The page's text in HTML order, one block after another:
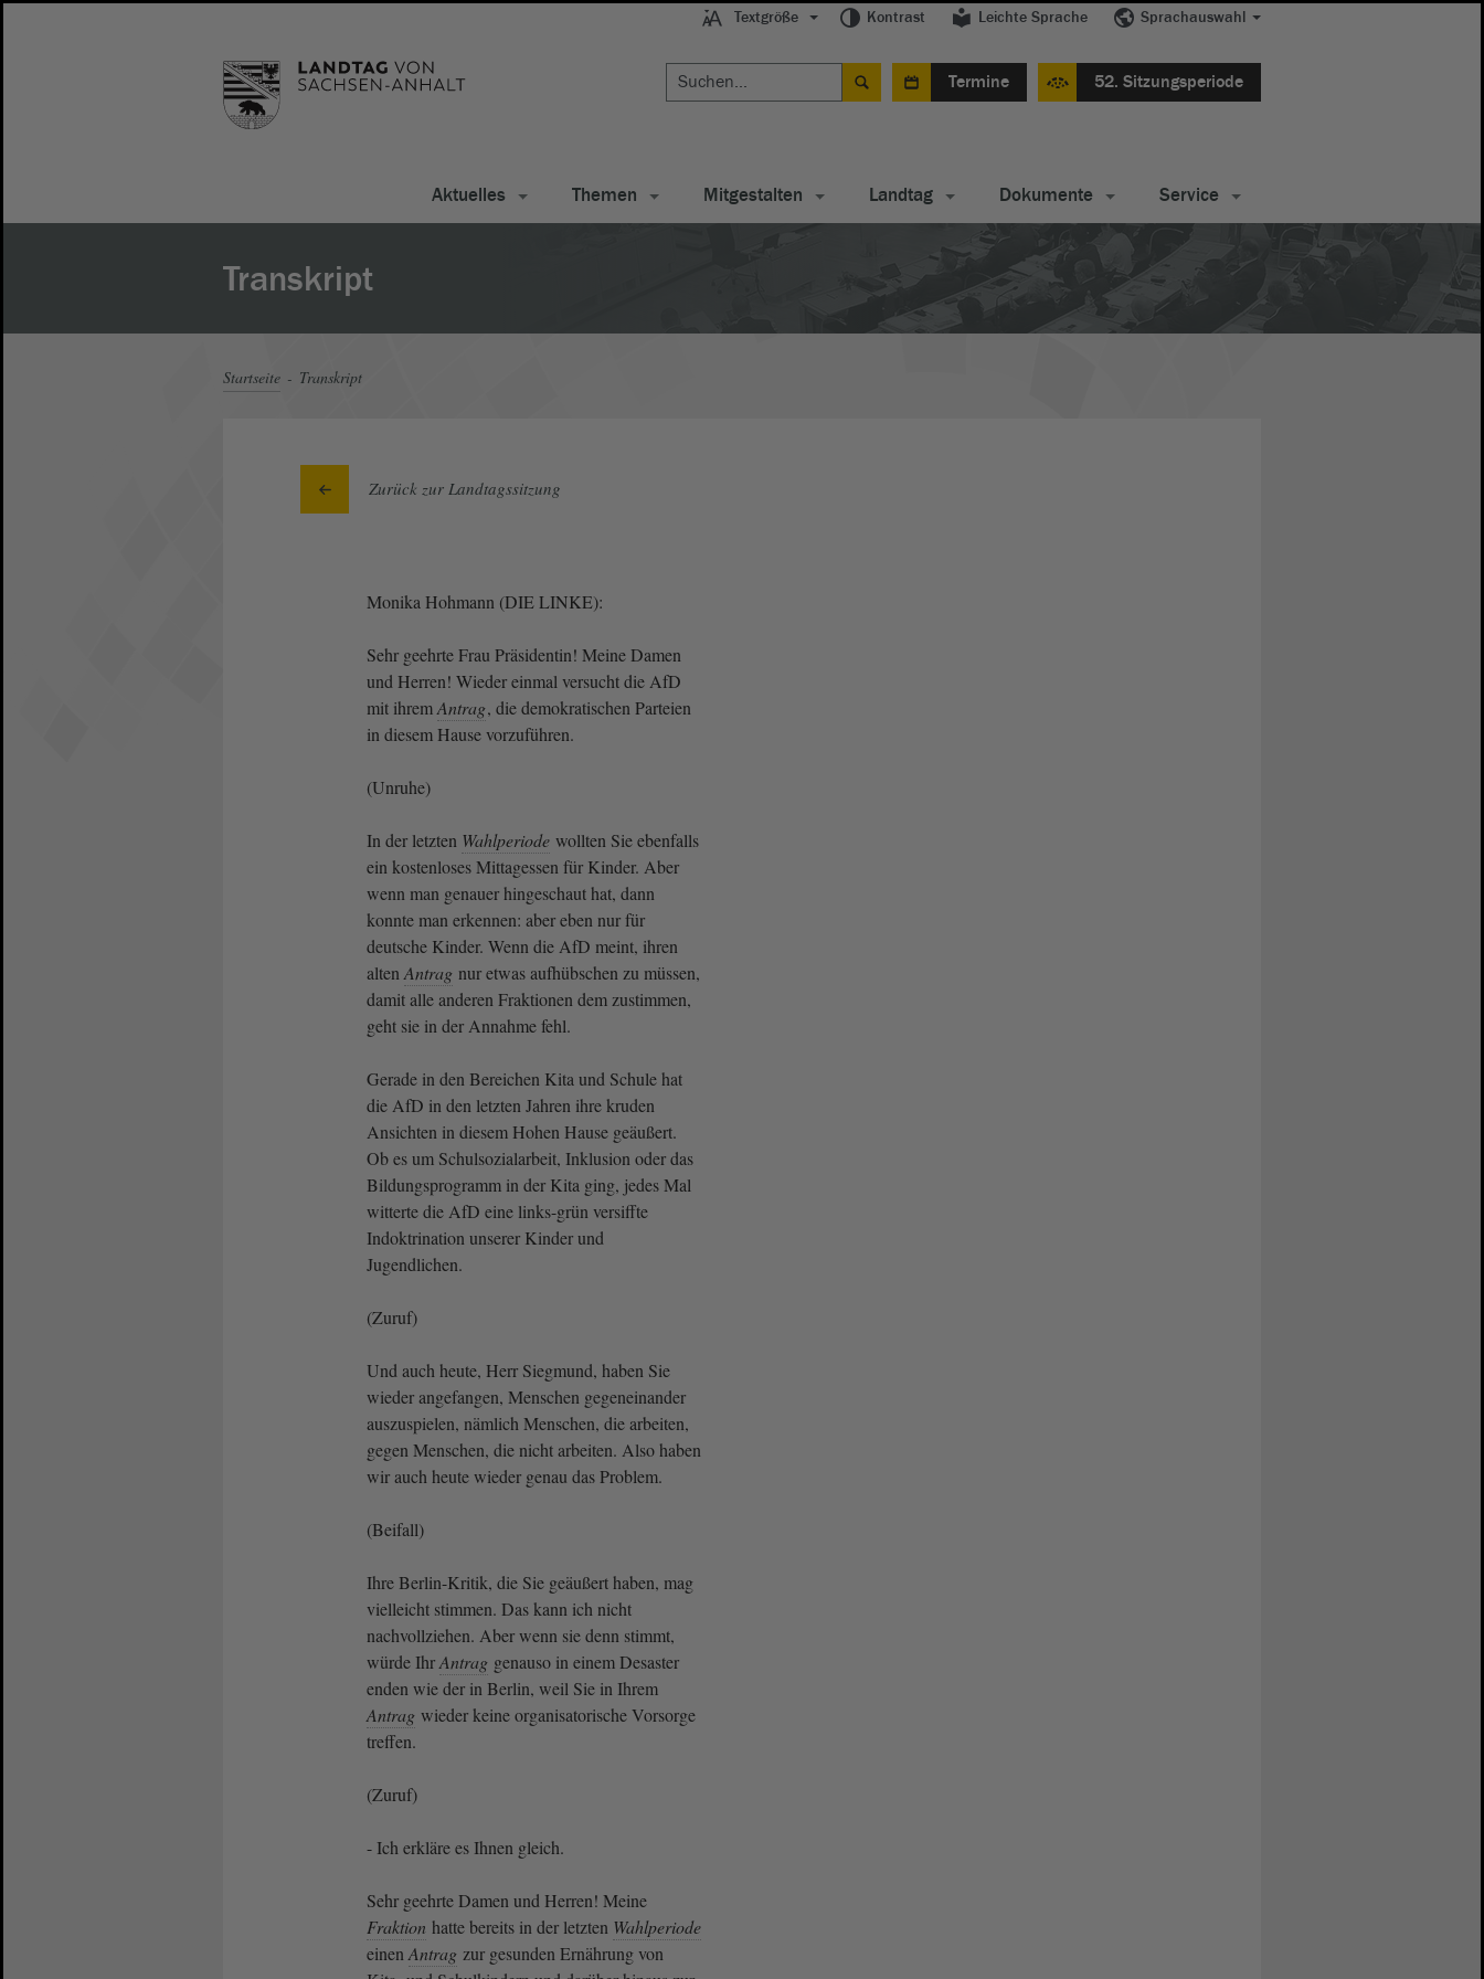
Textgröße Kontrast Leichte Sprache Sprachauswahl
Termine 52. Sitzungsperiode
Aktuelles Themen Mitgestalten Landtag Dokumente Service
Transkript
Startseite Transkript
Zurück zur Landtagssitzung
Monika Hohmann (DIE LINKE):
Sehr geehrte Frau Präsidentin! Meine Damen
und Herren! Wieder einmal versucht die AfD
mit ihremAntrag, die demokratischen Parteien
in diesem Hause vorzuführen.
(Unruhe)
In der letzten Wahlperiode wollten Sie ebenfalls
ein kostenloses Mittagessen für Kinder. Aber
wenn man genauer hingeschaut hat, dann
konnte man erkennen: aber eben nur für
deutsche Kinder. Wenn die AfD meint, ihren
alten Antrag nur etwas aufhübschen zu müssen,
damit alle anderen Fraktionen dem zustimmen,
geht sie in der Annahme fehl.
Gerade in den Bereichen Kita und Schule hat
die AfD in den letzten Jahren ihre kruden
Ansichten in diesem Hohen Hause geäußert.
Ob es um Schulsozialarbeit, Inklusion oder das
Bildungsprogramm in der Kita ging, jedes Mal
witterte die AfD eine links-grün versiffte
Indoktrination unserer Kinder und
Jugendlichen.
(Zuruf)
Und auch heute, Herr Siegmund, haben Sie
wieder angefangen, Menschen gegeneinander
auszuspielen, nämlich Menschen, die arbeiten,
gegen Menschen, die nicht arbeiten. Also haben
wir auch heute wieder genau das Problem.
(Beifall)
Ihre Berlin-Kritik, die Sie geäußert haben, mag
vielleicht stimmen. Das kann ich nicht
nachvollziehen. Aber wenn sie denn stimmt,
würde IhrAntrag genauso in einem Desaster
enden wie der in Berlin, weil Sie in Ihrem
Antrag wieder keine organisatorische Vorsorge
treffen.
(Zuruf)
- Ich erkläre es Ihnen gleich.
Sehr geehrte Damen und Herren! Meine
Fraktion hatte bereits in der letzten Wahlperiode
einen Antrag zur gesunden Ernährung von